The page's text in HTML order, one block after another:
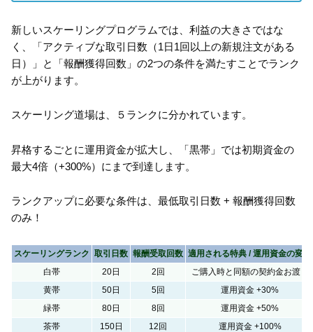
新しいスケーリングプログラムでは、利益の大きさではな
く、「アクティブな取引日数（1日1回以上の新規注文がある
日）」と「報酬獲得回数」の2つの条件を満たすことでランク
が上がります。
スケーリング道場は、５ランクに分かれています。
昇格するごとに運用資金が拡大し、「黒帯」では初期資金の
最大4倍（+300%）にまで到達します。
ランクアップに必要な条件は、最低取引日数 + 報酬獲得回数
のみ！
スケーリングランク 取引日数 報酬受取回数 適用される特典 / 運用資金の変化
白帯
20日 2回
ご購入時と同額の契約金お渡し
黄帯
50日 5回
運用資金 +30%
緑帯
80日 8回
運用資金 +50%
茶帯
150日 12回
運用資金 +100%